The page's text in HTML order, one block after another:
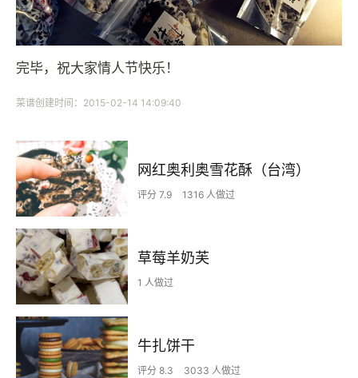
完毕，祝大家情人节快乐！
菜谱创建时间：2015-02-14 14:09:40
网红奥利奥雪花酥（台湾）
评分 7.9 1316 人做过
草莓羊奶芙
1 人做过
牛扎饼干
评分 8.3 3033 人做过